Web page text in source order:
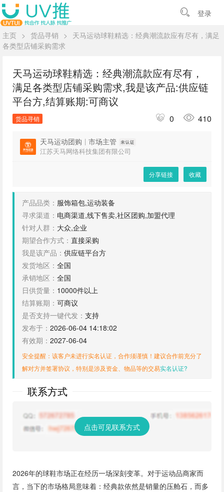
登录
主页 > 货品寻销 >
天马运动球鞋精选：经典潮流款应有尽有，满足
各类型店铺采购需求
天马运动球鞋精选：经典潮流款应有尽有，
满足各类型店铺采购需求,我是该产品:供应链
平台方,结算账期:可商议
货品寻销 0 410
天马运动团购 | 市场主管
江苏天马网络科技集团有限公司
分享链接 收藏
产品品类： 服饰箱包,运动装备
寻求渠道： 电商渠道,线下售卖,社区团购,加盟代理
针对人群： 大众,企业
期望合作方式： 直接采购
我是该产品： 供应链平台方
发货地区： 全国
承销地区： 全国
日供货量： 10000件以上
结算账期： 可商议
是否支持一键代发： 支持
发布于： 2026-06-04 14:18:02
有效期： 2027-06-04
安全提醒：该客户未进行实名认证，合作须谨慎！建议合作前充分了
解对方并签署协议，特别是涉及资金、物品等的交易实名认证?
联系方式
点击可见联系方式
2026年的球鞋市场正在经历一场深刻变革。对于运动品商家而
言，当下的市场格局意味着：经典款依然是销量的压舱石，而多